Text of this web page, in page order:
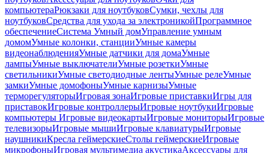
компьютераРюкзаки для ноутбуковСумки, чехлы для
ноутбуковСредства для ухода за электроникойПрограммное
обеспечениеСистема Умный домУправление умным
домомУмные колонки, станцииУмные камеры
видеонаблюденияУмные датчики для домаУмные
лампыУмные выключателиУмные розеткиУмные
светильникиУмные светодиодные лентыУмные релеУмные
замкиУмные домофоныУмные карнизыУмные
терморегуляторыИгровая зонаИгровые приставкиИгры для
приставокИгровые контроллерыИгровые ноутбукиИгровые
компьютеры Игровые видеокартыИгровые мониторыИгровые
телевизорыИгровые мышиИгровые клавиатурыИгровые
наушникиКресла геймерскиеСтолы геймерскиеИгровые
микрофоныИгровая мультимедиа акустикаАксессуары для